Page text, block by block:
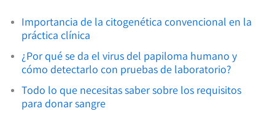
Importancia de la citogenética convencional en la
práctica clínica
¿Por qué se da el virus del papiloma humano y
cómo detectarlo con pruebas de laboratorio?
Todo lo que necesitas saber sobre los requisitos
para donar sangre